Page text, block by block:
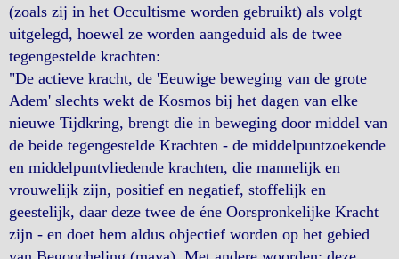
(zoals zij in het Occultisme worden gebruikt) als volgt
uitgelegd, hoewel ze worden aangeduid als de twee
tegengestelde krachten:
"De actieve kracht, de 'Eeuwige beweging van de grote
Adem' slechts wekt de Kosmos bij het dagen van elke
nieuwe Tijdkring, brengt die in beweging door middel van
de beide tegengestelde Krachten - de middelpuntzoekende
en middelpuntvliedende krachten, die mannelijk en
vrouwelijk zijn, positief en negatief, stoffelijk en
geestelijk, daar deze twee de éne Oorspronkelijke Kracht
zijn - en doet hem aldus objectief worden op het gebied